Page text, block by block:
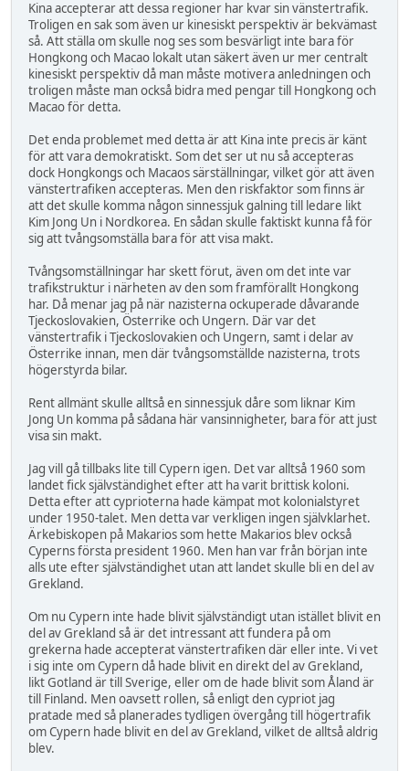
Kina accepterar att dessa regioner har kvar sin vänstertrafik.
Troligen en sak som även ur kinesiskt perspektiv är bekvämast
så. Att ställa om skulle nog ses som besvärligt inte bara för
Hongkong och Macao lokalt utan säkert även ur mer centralt
kinesiskt perspektiv då man måste motivera anledningen och
troligen måste man också bidra med pengar till Hongkong och
Macao för detta.
Det enda problemet med detta är att Kina inte precis är känt
för att vara demokratiskt. Som det ser ut nu så accepteras
dock Hongkongs och Macaos särställningar, vilket gör att även
vänstertrafiken accepteras. Men den riskfaktor som finns är
att det skulle komma någon sinnessjuk galning till ledare likt
Kim Jong Un i Nordkorea. En sådan skulle faktiskt kunna få för
sig att tvångsomställa bara för att visa makt.
Tvångsomställningar har skett förut, även om det inte var
trafikstruktur i närheten av den som framförallt Hongkong
har. Då menar jag på när nazisterna ockuperade dåvarande
Tjeckoslovakien, Österrike och Ungern. Där var det
vänstertrafik i Tjeckoslovakien och Ungern, samt i delar av
Österrike innan, men där tvångsomställde nazisterna, trots
högerstyrda bilar.
Rent allmänt skulle alltså en sinnessjuk dåre som liknar Kim
Jong Un komma på sådana här vansinnigheter, bara för att just
visa sin makt.
Jag vill gå tillbaks lite till Cypern igen. Det var alltså 1960 som
landet fick självständighet efter att ha varit brittisk koloni.
Detta efter att cyprioterna hade kämpat mot kolonialstyret
under 1950-talet. Men detta var verkligen ingen självklarhet.
Ärkebiskopen på Makarios som hette Makarios blev också
Cyperns första president 1960. Men han var från början inte
alls ute efter självständighet utan att landet skulle bli en del av
Grekland.
Om nu Cypern inte hade blivit självständigt utan istället blivit en
del av Grekland så är det intressant att fundera på om
grekerna hade accepterat vänstertrafiken där eller inte. Vi vet
i sig inte om Cypern då hade blivit en direkt del av Grekland,
likt Gotland är till Sverige, eller om de hade blivit som Åland är
till Finland. Men oavsett rollen, så enligt den cypriot jag
pratade med så planerades tydligen övergång till högertrafik
om Cypern hade blivit en del av Grekland, vilket de alltså aldrig
blev.